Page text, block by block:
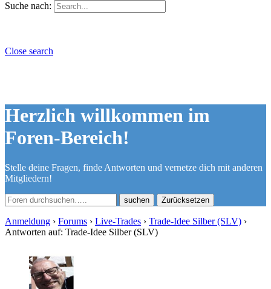
Suche nach:
Close search
Herzlich willkommen im
Foren-Bereich!
Stelle deine Fragen, finde Antworten und vernetze dich mit anderen
Mitgliedern!
Zurücksetzen
Anmeldung › Forums › Live-Trades › Trade-Idee Silber (SLV) ›
Antworten auf: Trade-Idee Silber (SLV)